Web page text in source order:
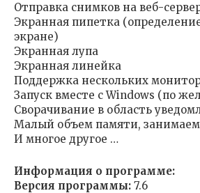
Отправка снимков на веб-
Экранная пипетка
экране)
Экранная лупа
Экранная линейка
Поддержка нескольких
Запуск вместе с Windows (по
Сворачивание в область
Малый объем памяти,
И многое другое …
Информация о программе:
Версия программы: 7.6